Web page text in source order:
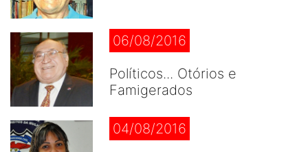
06/08/2016
Políticos... Otórios e
Famigerados
04/08/2016